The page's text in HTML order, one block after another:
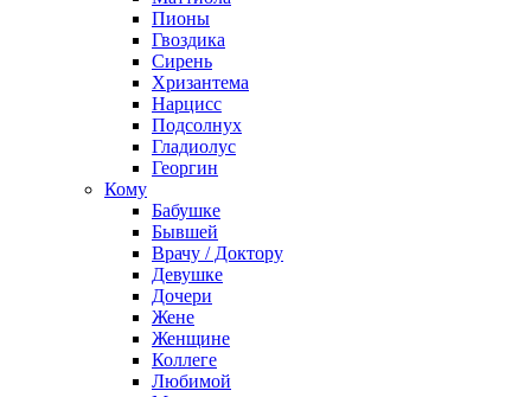
Пионы
Гвоздика
Сирень
Хризантема
Нарцисс
Подсолнух
Гладиолус
Георгин
Кому
Бабушке
Бывшей
Врачу / Доктору
Девушке
Дочери
Жене
Женщине
Коллеге
Любимой